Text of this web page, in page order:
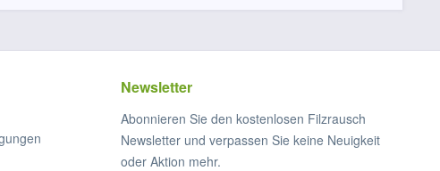
Newsletter
Abonnieren Sie den kostenlosen Filzrausch
Newsletter und verpassen Sie keine Neuigkeit
oder Aktion mehr.